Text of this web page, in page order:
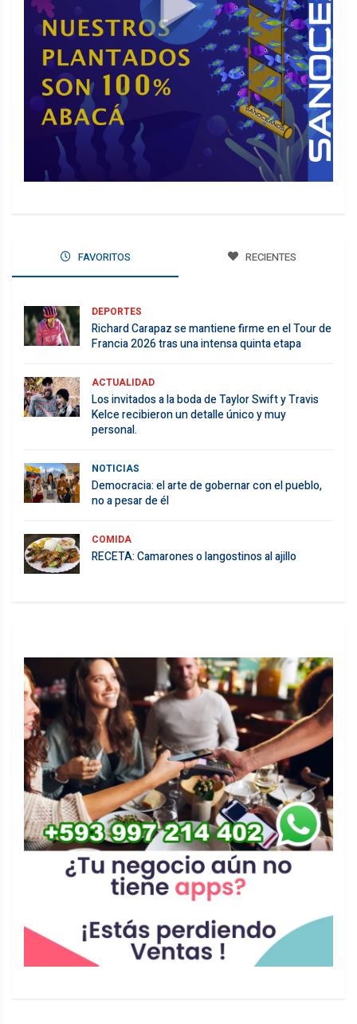
FAVORITOS RECIENTES
DEPORTES
Richard Carapaz se mantiene firme en el Tour de
Francia 2026 tras una intensa quinta etapa
ACTUALIDAD
Los invitados a la boda de Taylor Swift y Travis
Kelce recibieron un detalle único y muy
personal.
NOTICIAS
Democracia: el arte de gobernar con el pueblo,
no a pesar de él
COMIDA
RECETA: Camarones o langostinos al ajillo